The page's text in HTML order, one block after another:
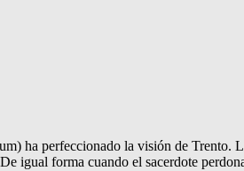
perfeccionado la visión de Trento.
igual forma cuando el sacerdote